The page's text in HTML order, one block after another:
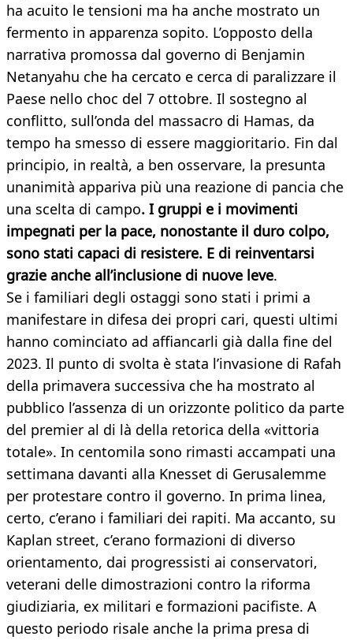
ha acuito le tensioni ma ha anche mostrato un
fermento in apparenza sopito. L’opposto della
narrativa promossa dal governo di Benjamin
Netanyahu che ha cercato e cerca di paralizzare il
Paese nello choc del 7 ottobre. Il sostegno al
conflitto, sull’onda del massacro di Hamas, da
tempo ha smesso di essere maggioritario. Fin dal
principio, in realtà, a ben osservare, la presunta
unanimità appariva più una reazione di pancia che
una scelta di campo. I gruppi e i movimenti
impegnati per la pace, nonostante il duro colpo,
sono stati capaci di resistere. E di reinventarsi
grazie anche all’inclusione di nuove leve.
Se i familiari degli ostaggi sono stati i primi a
manifestare in difesa dei propri cari, questi ultimi
hanno cominciato ad affiancarli già dalla fine del
2023. Il punto di svolta è stata l’invasione di Rafah
della primavera successiva che ha mostrato al
pubblico l’assenza di un orizzonte politico da parte
del premier al di là della retorica della «vittoria
totale». In centomila sono rimasti accampati una
settimana davanti alla Knesset di Gerusalemme
per protestare contro il governo. In prima linea,
certo, c’erano i familiari dei rapiti. Ma accanto, su
Kaplan street, c’erano formazioni di diverso
orientamento, dai progressisti ai conservatori,
veterani delle dimostrazioni contro la riforma
giudiziaria, ex militari e formazioni pacifiste. A
questo periodo risale anche la prima presa di